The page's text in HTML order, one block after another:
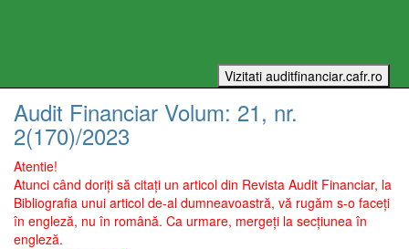
Audit Financiar Volum: 21, nr.
2(170)/2023
Atentie!
Atunci când doriți să citați un articol din Revista Audit Financiar, la
Bibliografia unui articol de-al dumneavoastră, vă rugăm s-o faceți
în engleză, nu în română. Ca urmare, mergeți la secțiunea în
engleză.